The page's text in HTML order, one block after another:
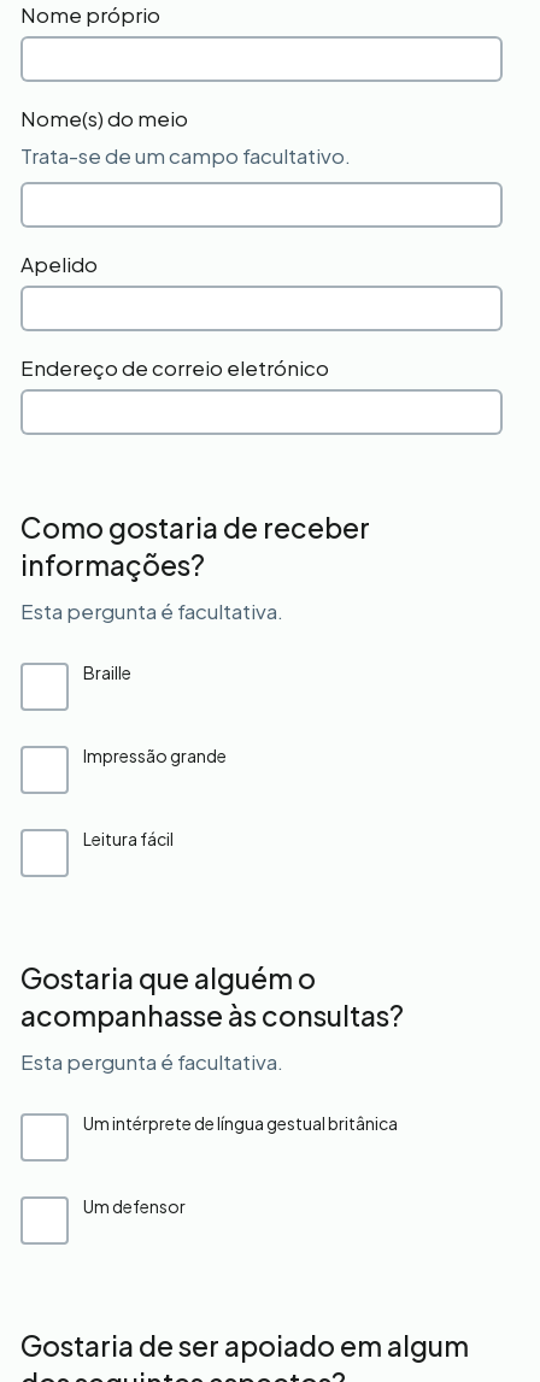
Nome próprio
Nome(s) do meio
Trata-se de um campo facultativo.
Apelido
Endereço de correio eletrónico
Como gostaria de receber
informações?
Esta pergunta é facultativa.
Braille
Impressão grande
Leitura fácil
Gostaria que alguém o
acompanhasse às consultas?
Esta pergunta é facultativa.
Um intérprete de língua gestual britânica
Um defensor
Gostaria de ser apoiado em algum